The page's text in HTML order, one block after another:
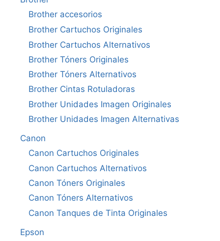
Brother accesorios
Brother Cartuchos Originales
Brother Cartuchos Alternativos
Brother Tóners Originales
Brother Tóners Alternativos
Brother Cintas Rotuladoras
Brother Unidades Imagen Originales
Brother Unidades Imagen Alternativas
Canon
Canon Cartuchos Originales
Canon Cartuchos Alternativos
Canon Tóners Originales
Canon Tóners Alternativos
Canon Tanques de Tinta Originales
Epson